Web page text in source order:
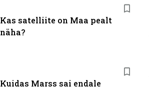
Kas satelliite on Maa pealt
näha?
Kuidas Marss sai endale